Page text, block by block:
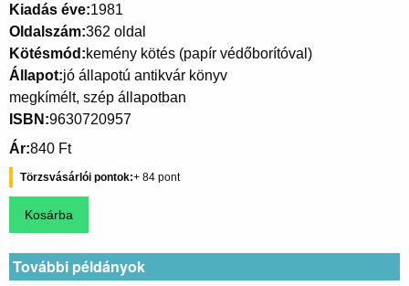
Kiadás éve 1981
Oldalszám 362 oldal
Kötésmód kemény kötés (papír védőborítóval)
Állapot jó állapotú antikvár könyv
megkímélt, szép állapotban
ISBN 9630720957
Ár 840 Ft
Törzsvásárlói pontok 84
További példányok